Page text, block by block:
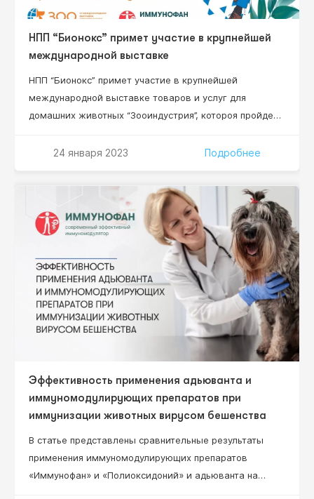
НПП “Бионокс” примет участие в крупнейшей
международной выставке
НПП “Бионокс” примет участие в крупнейшей
международной выставке товаров и услуг для
домашних животных “Зооиндустрия”, котороя пройдет
“ЭКСПОФОРУМ” в Санкт-Петербурге. Масшатабное
100 участников, 4 000 специалистов, 9 000 м2
площадь экспозиций! Номер стенда участника
выставки ООО НПП “Бионокс” – С1.
24 января 2023 Подробнее
Эффективность применения адьюванта и
иммуномодулирующих препаратов при
иммунизации животных вирусом бешенства
В статье представлены сравнительные результаты
применения иммуномодулирующих препаратов
«Иммунофан» и «Полиоксидоний» и адьюванта на